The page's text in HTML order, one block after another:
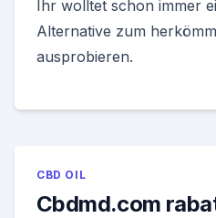
Ihr wolltet schon immer
Alternative zum
ausprobieren.
CBD OIL
Cbdmd.com